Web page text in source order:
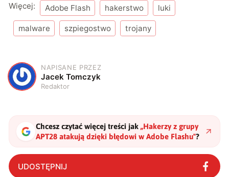
Więcej: Adobe Flash hakerstwo luki
malware szpiegostwo trojany
J
NAPISANE PRZEZ
Jacek Tomczyk
Redaktor
Chcesz czytać więcej treści jak „Hakerzy z grupy
APT28 atakują dzięki błędowi w Adobe Flashu"?
UDOSTĘPNIJ